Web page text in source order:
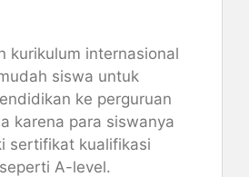
kurikulum internasional
siswa untuk
ke perguruan
karena para siswanya
sertifikat kualifikasi
A-level.